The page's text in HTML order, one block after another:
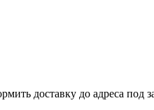
доставку до адреса под